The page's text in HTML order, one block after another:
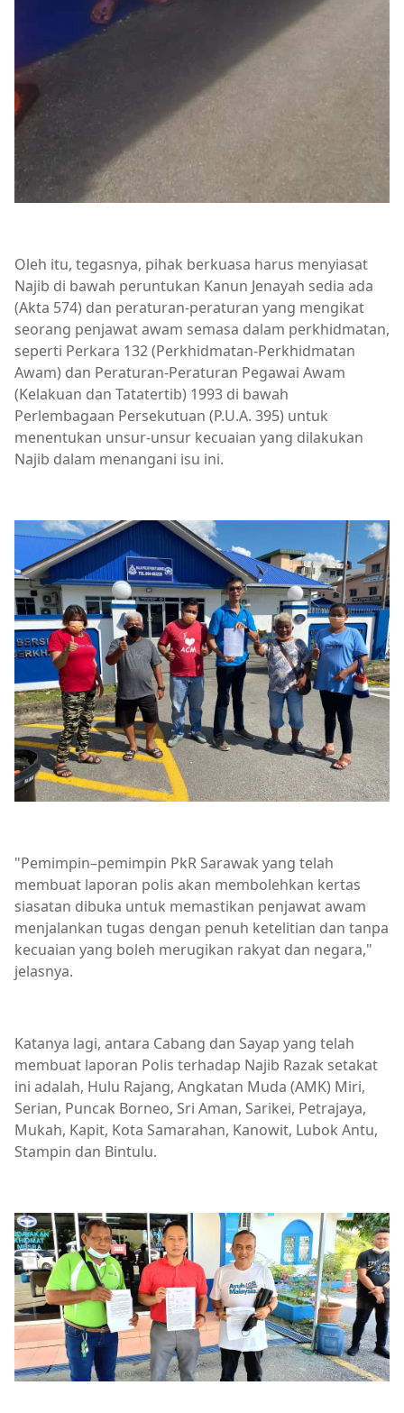
Oleh itu, tegasnya, pihak berkuasa harus menyiasat
Najib di bawah peruntukan Kanun Jenayah sedia ada
(Akta 574) dan peraturan-peraturan yang mengikat
seorang penjawat awam semasa dalam perkhidmatan,
seperti Perkara 132 (Perkhidmatan-Perkhidmatan
Awam) dan Peraturan-Peraturan Pegawai Awam
(Kelakuan dan Tatatertib) 1993 di bawah
Perlembagaan Persekutuan (P.U.A. 395) untuk
menentukan unsur-unsur kecuaian yang dilakukan
Najib dalam menangani isu ini.
"Pemimpin–pemimpin PkR Sarawak yang telah
membuat laporan polis akan membolehkan kertas
siasatan dibuka untuk memastikan penjawat awam
menjalankan tugas dengan penuh ketelitian dan tanpa
kecuaian yang boleh merugikan rakyat dan negara,"
jelasnya.
Katanya lagi, antara Cabang dan Sayap yang telah
membuat laporan Polis terhadap Najib Razak setakat
ini adalah, Hulu Rajang, Angkatan Muda (AMK) Miri,
Serian, Puncak Borneo, Sri Aman, Sarikei, Petrajaya,
Mukah, Kapit, Kota Samarahan, Kanowit, Lubok Antu,
Stampin dan Bintulu.